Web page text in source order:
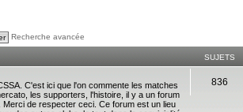
Recherche avancée
SUJETS
C'est ici que l'on commente les matches
les supporters, l'histoire, il y a un forum
de respecter ceci. Ce forum est un lieu
836